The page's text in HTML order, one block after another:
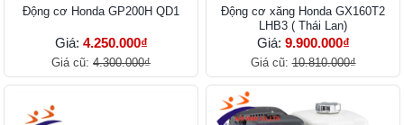
Động cơ Honda GP200H QD1
Giá: 4.250.000₫
Giá cũ: 4.300.000₫
Động cơ xăng Honda GX160T2
LHB3 ( Thái Lan)
Giá: 9.900.000₫
Giá cũ:10.810.000₫